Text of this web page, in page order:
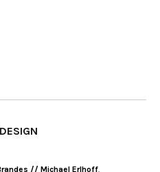
// Michael Erlhoff